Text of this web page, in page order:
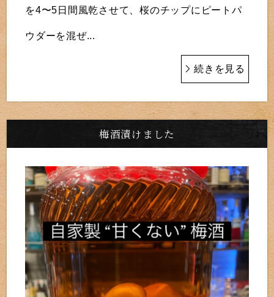
を4〜5日間風乾させて、桜のチップにピートパ
ウダーを混ぜ...
続きを見る
梅酒漬けました